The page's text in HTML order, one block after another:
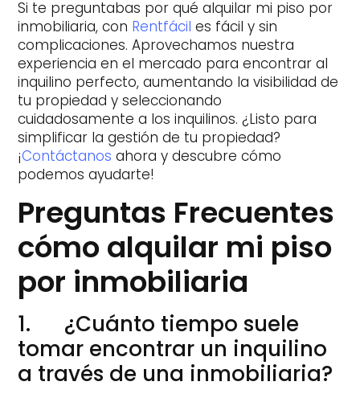
Si te preguntabas por qué alquilar mi piso por
inmobiliaria, con Rentfácil es fácil y sin
complicaciones. Aprovechamos nuestra
experiencia en el mercado para encontrar al
inquilino perfecto, aumentando la visibilidad de
tu propiedad y seleccionando
cuidadosamente a los inquilinos. ¿Listo para
simplificar la gestión de tu propiedad?
¡Contáctanos ahora y descubre cómo
podemos ayudarte!
Preguntas Frecuentes
cómo alquilar mi piso
por inmobiliaria
1. ¿Cuánto tiempo suele
tomar encontrar un inquilino
a través de una inmobiliaria?